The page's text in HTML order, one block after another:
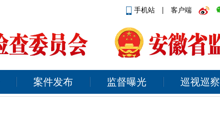
手机站 | 客户端
案件发布 监督曝光 巡视巡察